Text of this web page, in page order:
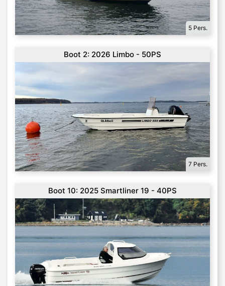
5 Pers.
Boot 2: 2026 Limbo - 50PS
7 Pers.
Boot 10: 2025 Smartliner 19 - 40PS